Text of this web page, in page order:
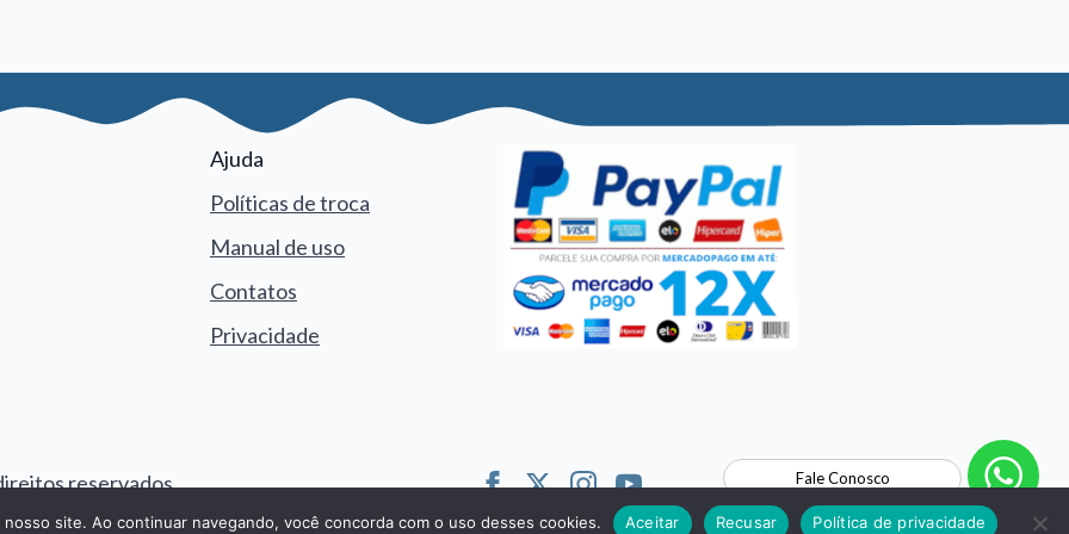
Fale Conosco
Ajuda
Políticas de troca
Manual de uso
Contatos
Privacidade
reservados
site. Ao continuar navegando, você concorda com o uso desses cookies. Aceitar Recusar Política de privacidade